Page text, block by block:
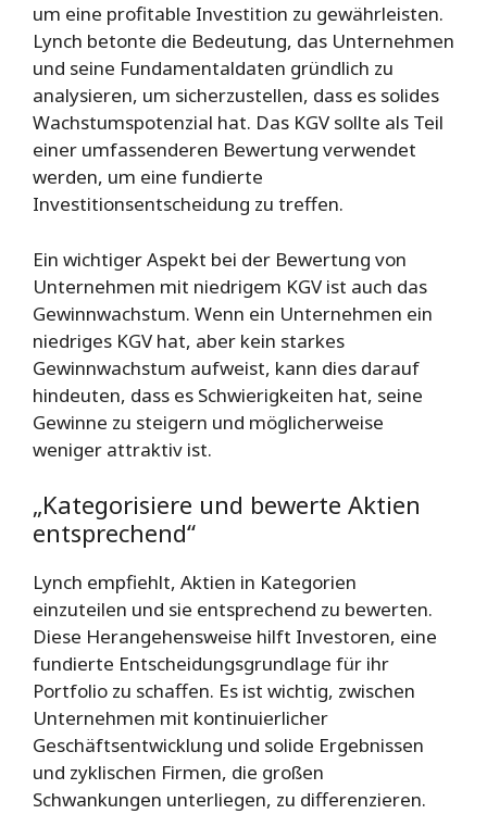
um eine profitable Investition zu gewährleisten.
Lynch betonte die Bedeutung, das Unternehmen
und seine Fundamentaldaten gründlich zu
analysieren, um sicherzustellen, dass es solides
Wachstumspotenzial hat. Das KGV sollte als Teil
einer umfassenderen Bewertung verwendet
werden, um eine fundierte
Investitionsentscheidung zu treffen.
Ein wichtiger Aspekt bei der Bewertung von
Unternehmen mit niedrigem KGV ist auch das
Gewinnwachstum. Wenn ein Unternehmen ein
niedriges KGV hat, aber kein starkes
Gewinnwachstum aufweist, kann dies darauf
hindeuten, dass es Schwierigkeiten hat, seine
Gewinne zu steigern und möglicherweise
weniger attraktiv ist.
„Kategorisiere und bewerte Aktien
entsprechend“
Lynch empfiehlt, Aktien in Kategorien
einzuteilen und sie entsprechend zu bewerten.
Diese Herangehensweise hilft Investoren, eine
fundierte Entscheidungsgrundlage für ihr
Portfolio zu schaffen. Es ist wichtig, zwischen
Unternehmen mit kontinuierlicher
Geschäftsentwicklung und solide Ergebnissen
und zyklischen Firmen, die großen
Schwankungen unterliegen, zu differenzieren.